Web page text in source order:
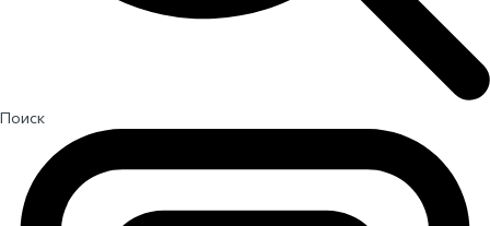
Поиск